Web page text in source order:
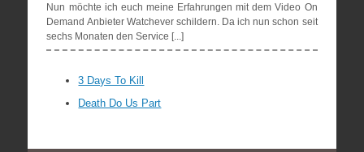
Nun möchte ich euch meine Erfahrungen mit dem Video On
Demand Anbieter Watchever schildern. Da ich nun schon seit
sechs Monaten den Service [...]
3 Days To Kill
Death Do Us Part